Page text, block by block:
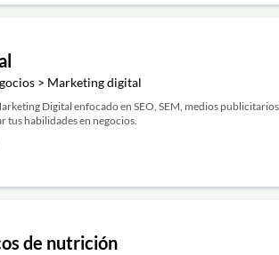
> Marketing digital
Digital enfocado en SEO, SEM, medios
tus habilidades en negocios.
de nutrición